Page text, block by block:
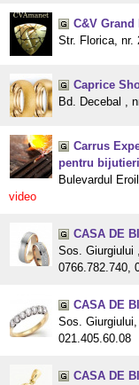
C&V Grand
Str. Florica, nr.
Caprice
Bd. Decebal ,
Carrus
pentru
Bulevardul
video
CASA DE
Sos. Giurgiului
0766.782.740,
CASA DE
Sos.
021.405.60.08
CASA DE